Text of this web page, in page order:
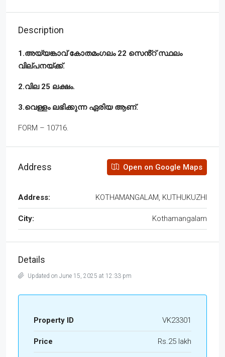
Description
1.അയ്യങ്കാവ് കോതമംഗലം 22 സെൻ്റ് സ്ഥലം
വില്പനയ്ക്ക്.
2.വില 25 ലക്ഷം.
3.വെള്ളം ലഭിക്കുന്ന ഏരിയ ആണ്.
FORM – 10716.
Address Open on Google Maps
Address: KOTHAMANGALAM, KUTHUKUZHI
City: Kothamangalam
Details
Updated on June 15, 2025 at 12:33 pm
Property ID VK23301
Price Rs.25 lakh